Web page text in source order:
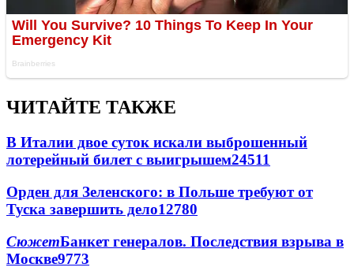
ЧИТАЙТЕ ТАКЖЕ
В Италии двое суток искали выброшенный
лотерейный билет с выигрышем24511
Орден для Зеленского: в Польше требуют от
Туска завершить дело12780
СюжетБанкет генералов. Последствия взрыва в
Москве9773